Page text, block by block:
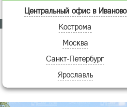
Центральный офис в Иваново
Кострома
Москва
Санкт-Петербург
Ярославль
Меню
Проекты домов
Вега